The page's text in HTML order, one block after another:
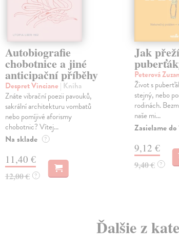
Autobiografie
chobotnice a jiné
anticipační příběhy
Despret Vinciane | Kniha
Znáte vibrační poezii pavouků,
sakrální architekturu vombatů
nebo pomíjivé aforismy
chobotnic? Vítej...
Na sklade ?
11,40 €
12,00 € ?
Jak
Peterová
Život s
stejný, nebo
rodinách.
naše mi...
Zasielame
9,12 €
9,40 € ?
Ďalšie z